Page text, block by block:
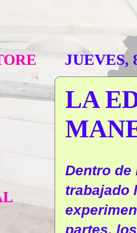
JUEVES,
LA
Dentro
trabajado
partes,